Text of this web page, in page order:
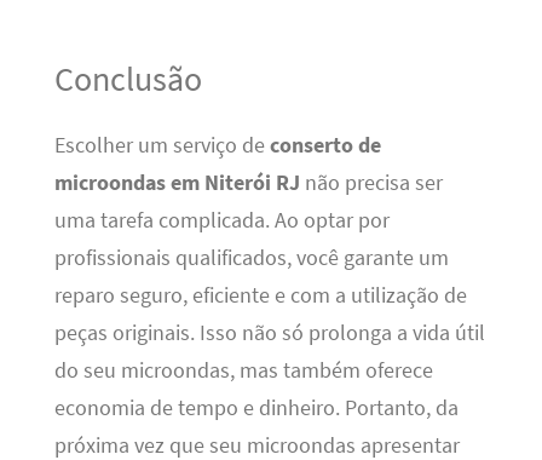
Conclusão
Escolher um serviço deconserto de
microondas em Niterói RJ não precisa ser
uma tarefa complicada. Ao optar por
profissionais qualificados, você garante um
reparo seguro, eficiente e com a utilização de
peças originais. Isso não só prolonga a vida útil
do seu microondas, mas também oferece
economia de tempo e dinheiro. Portanto, da
próxima vez que seu microondas apresentar